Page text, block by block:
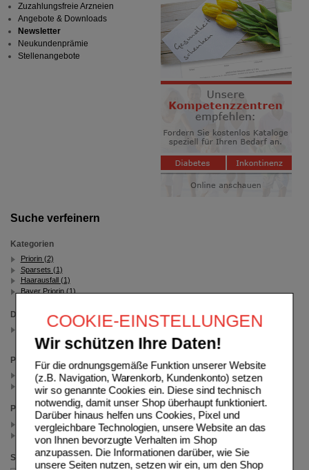
COOKIE-EINSTELLUNGEN
Wir schützen Ihre Daten!
Für die ordnungsgemäße Funktion unserer Website
(z.B. Navigation, Warenkorb, Kundenkonto) setzen
wir so genannte Cookies ein. Diese sind technisch
notwendig, damit unser Shop überhaupt funktioniert.
Darüber hinaus helfen uns Cookies, Pixel und
vergleichbare Technologien, unsere Website an das
von Ihnen bevorzugte Verhalten im Shop
anzupassen. Die Informationen darüber, wie Sie
unsere Seiten nutzen, setzen wir ein, um den Shop
Suche verfeinern
Kategorien
Priorin (2)
Sparsets (1)
Haarausfall (1)
Bayer Priorin (1)
Darreichungsform
Pumplösung
(auswahl entfernen)
Packungsgröße
50 ml (1)
3X50 ml (1)
Preis
< 25.00 (1)
>= 25.00 (1)
Sortieren nach
Zuzahlungsfreie Arzneien
Angebote & Downloads
Newsletter
Neukundenprämie
Stellenangebote